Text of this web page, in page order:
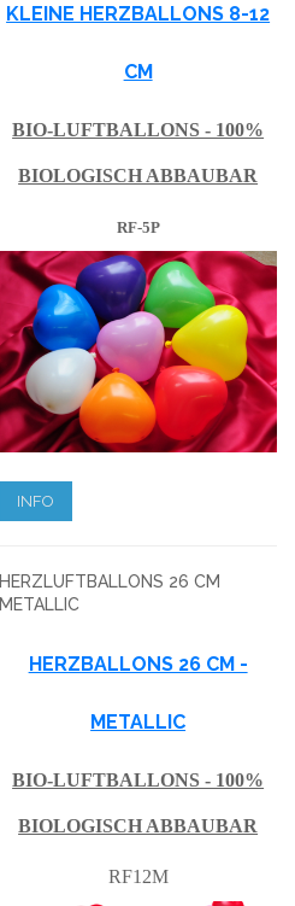
KLEINE HERZBALLONS 8-12
CM
BIO-LUFTBALLONS - 100%
BIOLOGISCH ABBAUBAR
RF-5P
INFO
HERZLUFTBALLONS 26 CM
METALLIC
HERZBALLONS 26 CM -
METALLIC
BIO-LUFTBALLONS - 100%
BIOLOGISCH ABBAUBAR
RF12M